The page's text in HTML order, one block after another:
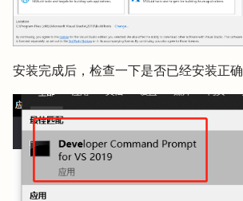
安装完成后，检查一下是否已经安装正确